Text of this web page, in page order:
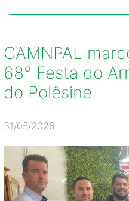
CAMNPAL
68° Festa do
do Polêsine
31/05/2026